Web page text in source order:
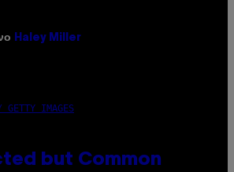
Haley Miller
GETTY IMAGES
but Common